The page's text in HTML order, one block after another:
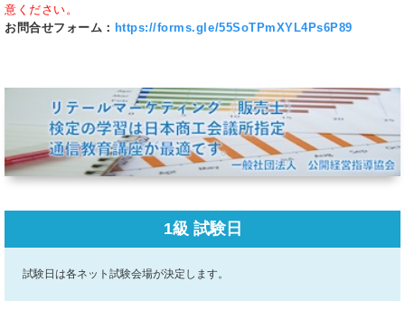
意ください。
お問合せフォーム： https://forms.gle/55SoTPmXYL4Ps6P89
1級 試験日
試験日は各ネット試験会場が決定します。